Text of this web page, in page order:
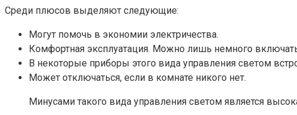
Среди плюсов выделяют следующие:
Могут помочь в экономии электричества.
Комфортная эксплуатация. Можно лишь немного
В некоторые приборы этого вида управления светом
Может отключаться, если в комнате никого нет.
Минусами такого вида управления светом является